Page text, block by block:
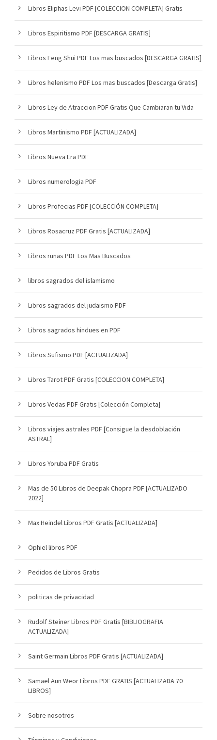
Libros Eliphas Levi PDF [COLECCION COMPLETA] Gratis
Libros Espiritismo PDF [DESCARGA GRATIS]
Libros Feng Shui PDF Los mas buscados [DESCARGA GRATIS]
Libros helenismo PDF Los mas buscados [Descarga Gratis]
Libros Ley de Atraccion PDF Gratis Que Cambiaran tu Vida
Libros Martinismo PDF [ACTUALIZADA]
Libros Nueva Era PDF
Libros numerologia PDF
Libros Profecias PDF [COLECCIÓN COMPLETA]
Libros Rosacruz PDF Gratis [ACTUALIZADA]
Libros runas PDF Los Mas Buscados
libros sagrados del islamismo
Libros sagrados del judaismo PDF
Libros sagrados hindues en PDF
Libros Sufismo PDF [ACTUALIZADA]
Libros Tarot PDF Gratis [COLECCION COMPLETA]
Libros Vedas PDF Gratis [Colección Completa]
Libros viajes astrales PDF [Consigue la desdoblación
ASTRAL]
Libros Yoruba PDF Gratis
Mas de 50 Libros de Deepak Chopra PDF [ACTUALIZADO
2022]
Max Heindel Libros PDF Gratis [ACTUALIZADA]
Ophiel libros PDF
Pedidos de Libros Gratis
politicas de privacidad
Rudolf Steiner Libros PDF Gratis [BIBLIOGRAFIA
ACTUALIZADA]
Saint Germain Libros PDF Gratis [ACTUALIZADA]
Samael Aun Weor Libros PDF GRATIS [ACTUALIZADA 70
LIBROS]
Sobre nosotros